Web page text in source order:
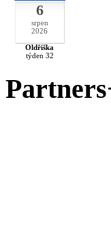
6
srpen
2026
Oldřiška
týden 32